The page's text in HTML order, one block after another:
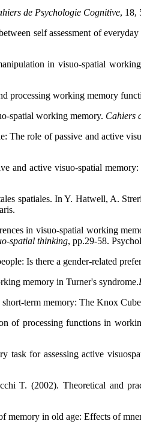
de Psychologie Cognitive, 18,
self assessment of
in visuo-spatial
processing working memory
spatial working memory. Cahiers
role of passive and active
and active visuo-spatial
spatiales. In Y. Hatwell, A.
in visuo-spatial working
spatial thinking, pp.29-58.
Is there a gender-related
memory in Turner's syndrome.
term memory: The Knox
of processing functions in
for assessing active
T. (2002). Theoretical and
in old age: Effects of